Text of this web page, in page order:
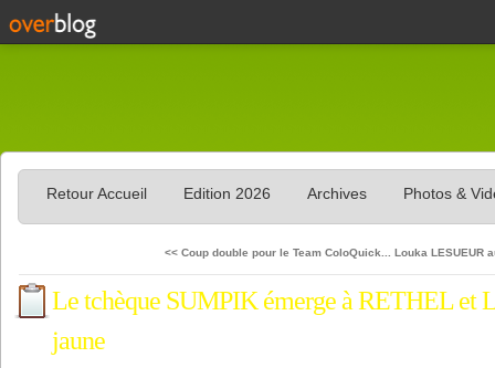
Retour Accueil Edition 2026 Archives Photos &
<< Coup double pour le Team ColoQuick... Louka LESUEUR
Le tchèque SUMPIK émerge à RETHEL et
jaune